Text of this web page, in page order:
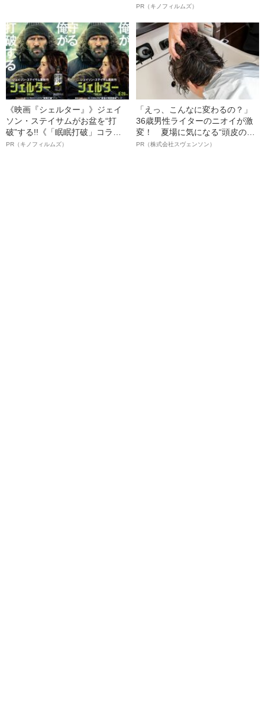
ルインタビュー“観客を魅了した
語る”《日本興収70億円突破》
PR（キノフィルムズ）
《映画『シェルター』》ジェイ
ソン・ステイサムがお盆を“打
破”する!!《「眠眠打破」コラ
ボ》
PR（キノフィルムズ）
「えっ、こんなに変わるの？」
36歳男性ライターのニオイが激
変！ 夏場に気になる“頭皮のニ
オイ”や“ベタつき”を解消す
PR（株式会社スヴェンソン）